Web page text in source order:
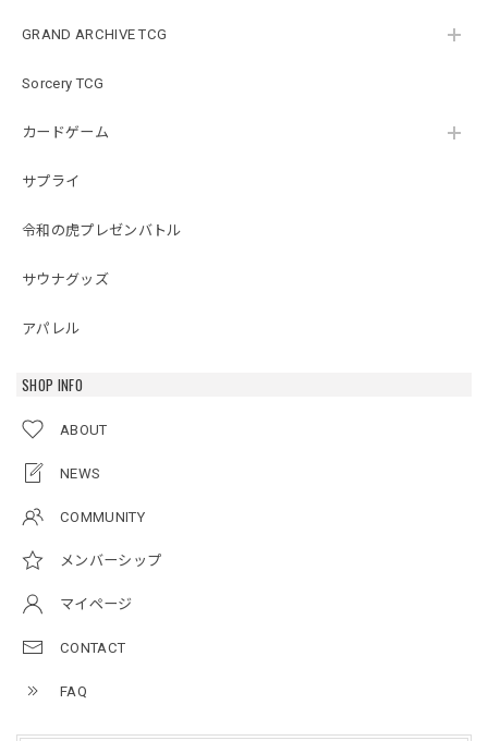
GRAND ARCHIVE TCG
Sorcery TCG
カードゲーム
サプライ
令和の虎プレゼンバトル
サウナグッズ
アパレル
SHOP INFO
ABOUT
NEWS
COMMUNITY
メンバーシップ
マイページ
CONTACT
FAQ